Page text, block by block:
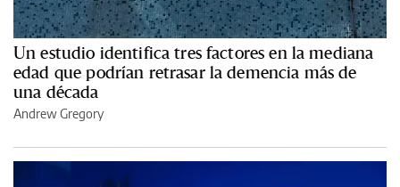
Un estudio identifica tres factores en la mediana
edad que podrían retrasar la demencia más de
una década
Andrew Gregory